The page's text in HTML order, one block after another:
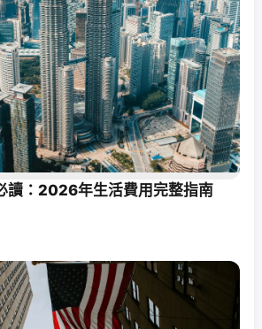
讀：2026年生活費用完整指南